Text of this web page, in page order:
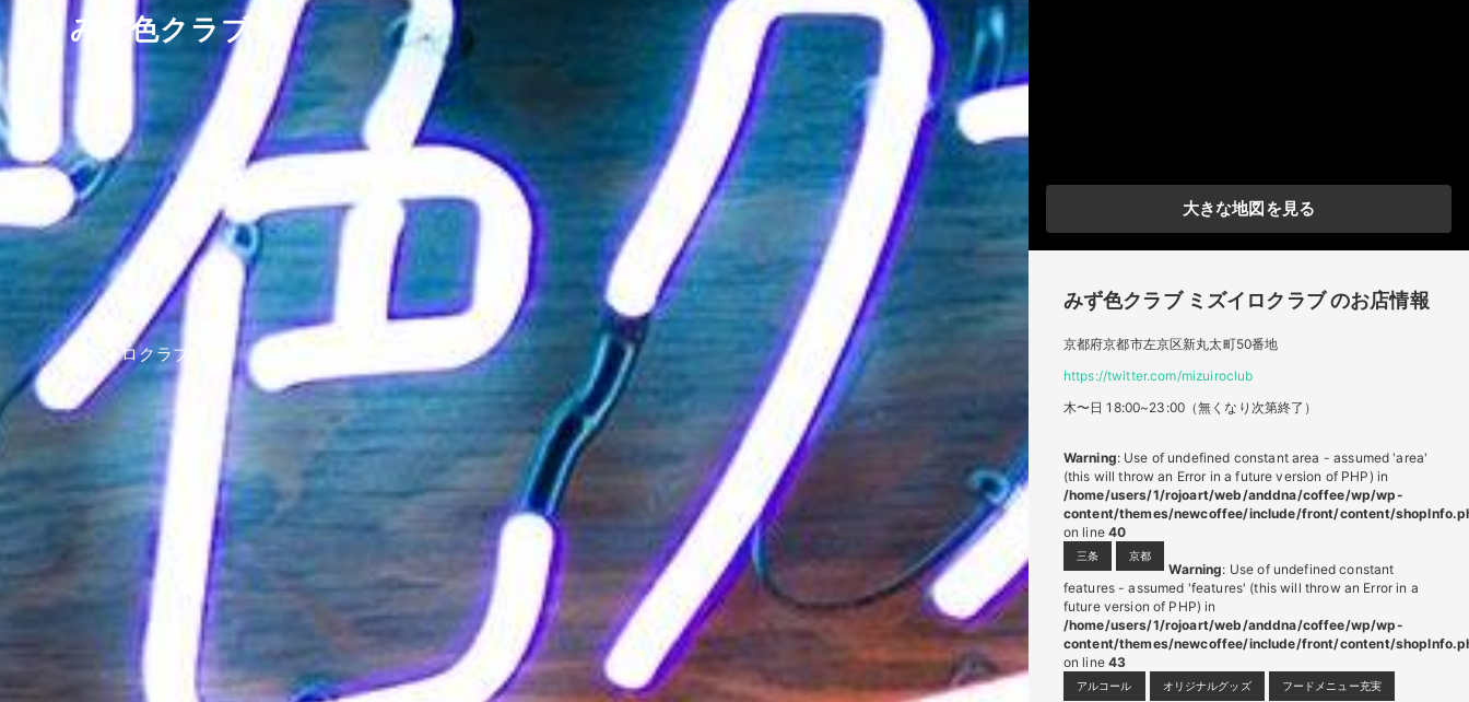
みず色クラブ
ミズイロクラブ
大きな地図を見る
みず色クラブ ミズイロクラブのお店情報
京都府京都市左京区新丸太町50番地
https://twitter.com/mizuiroclub
木〜日 18:00~23:00（無くなり次第終了）
Warning: Use of undefined constant area - assumed 'area'
(this will throw an Error in a future version of PHP) in
/home/users/1/rojoart/web/anddna/coffee/wp/wp-
content/themes/newcoffee/include/front/content/
on line 40
三条 京都
Warning: Use of undefined constant
features - assumed 'features' (this will throw an Error in a
future version of PHP) in
/home/users/1/rojoart/web/anddna/coffee/wp/wp-
content/themes/newcoffee/include/front/content/
on line 43
アルコール オリジナルグッズ フードメニュー充実